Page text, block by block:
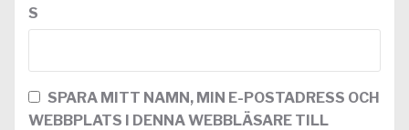
S
SPARA MITT NAMN, MIN E-POSTADRESS OCH
WEBBPLATS I DENNA WEBBLÄSARE TILL